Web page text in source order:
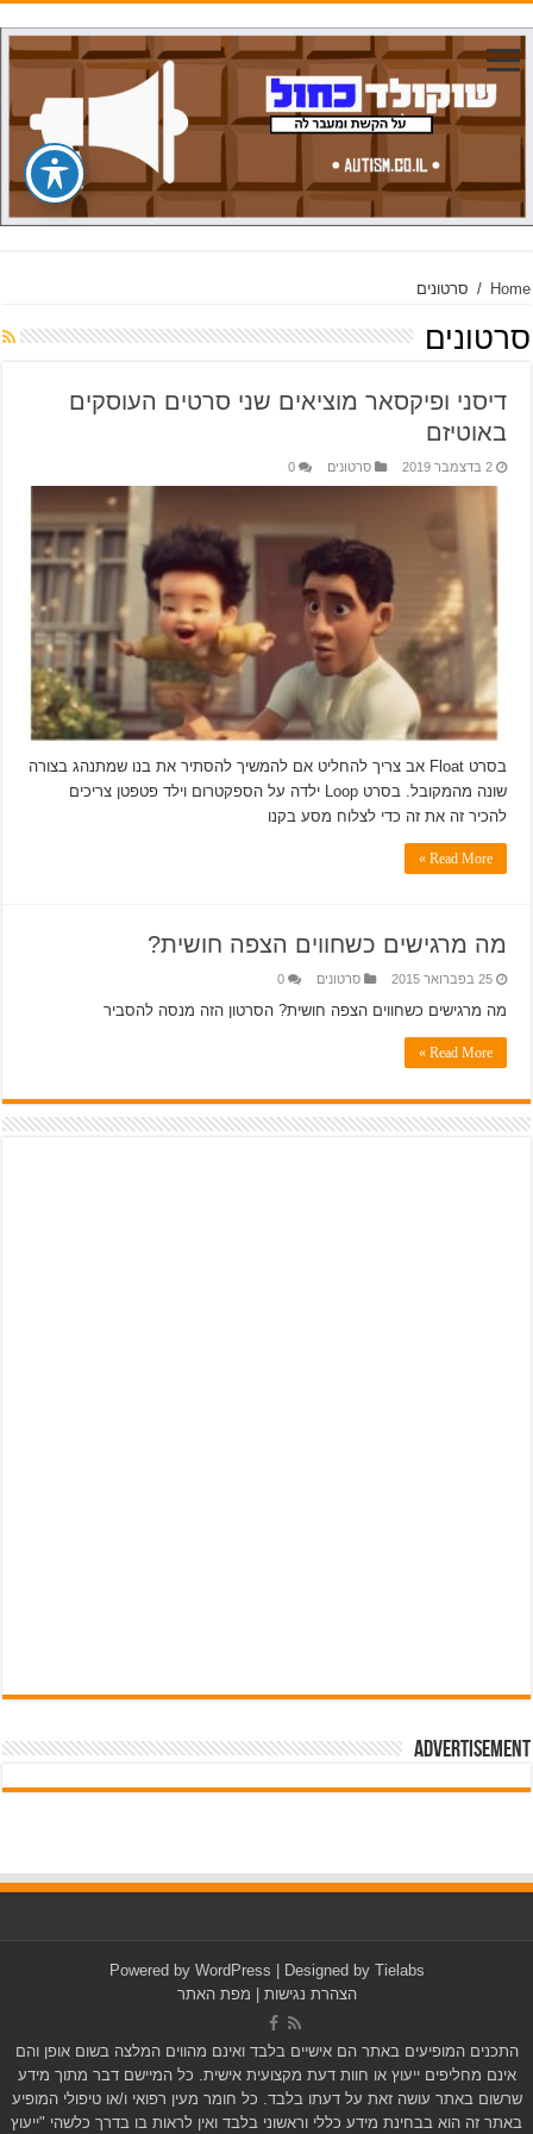
Home
/ סרטונים
סרטונים
דיסני ופיקסאר מוציאים שני סרטים העוסקים
באוטיזם
2 בדצמבר 2019 סרטונים 0
בסרט Float אב צריך להחליט אם להמשיך להסתיר את בנו שמתנהג בצורה
שונה מהמקובל. בסרט Loop ילדה על הספקטרום וילד פטפטן צריכים
להכיר זה את זה כדי לצלוח מסע בקנו
Read More »
מה מרגישים כשחווים הצפה חושית?
25 בפברואר 2015 סרטונים 0
מה מרגישים כשחווים הצפה חושית? הסרטון הזה מנסה להסביר
Read More »
Advertisement
Powered by WordPress | Designed by Tielabs
הצהרת נגישות
מפת האתר
התכנים המופיעים באתר הם אישיים בלבד ואינם מהווים המלצה בשום אופן והם
אינם מחליפים ייעוץ או חוות דעת מקצועית אישית. כל המיישם דבר מתוך מידע
שרשום באתר עושה זאת על דעתו בלבד. כל חומר מעין רפואי ו/או טיפולי המופיע
באתר זה הוא בבחינת מידע כללי וראשוני בלבד ואין לראות בו בדרך כלשהי "ייעוץ